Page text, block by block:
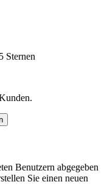
Sternen
Benutzern abgegeben
Sie einen neuen